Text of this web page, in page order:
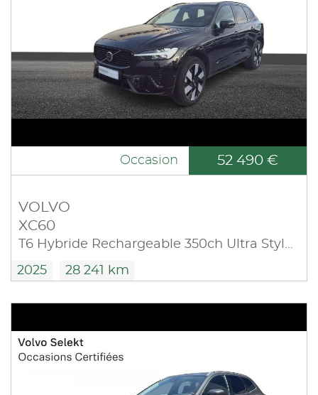
Occasion 52 490 €
VOLVO
XC60
T6 Hybride Rechargeable 350ch Ultra Style Dark Geartronic 8 AWD
2025 28 241 km